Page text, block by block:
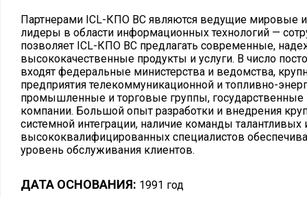
Партнерами ICL-КПО ВС являются ведущие мировые
лидеры в области информационных технологий —
позволяет ICL-КПО ВС предлагать современные,
высококачественные продукты и услуги. В число
входят федеральные министерства и ведомства,
предприятия телекоммуникационной и топливно-
промышленные и торговые группы,
компании. Большой опыт разработки и внедрения
системной интеграции, наличие команды талантливых
высококвалифицированных специалистов
уровень обслуживания клиентов.
ДАТА ОСНОВАНИЯ: 1991 год